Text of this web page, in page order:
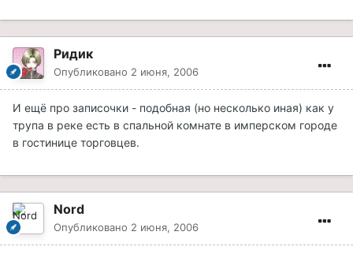
Ридик
Опубликовано 2 июня, 2006
И ещё про записочки - подобная (но несколько иная) как у
трупа в реке есть в спальной комнате в имперском городе
в гостинице торговцев.
Nord
Опубликовано 2 июня, 2006